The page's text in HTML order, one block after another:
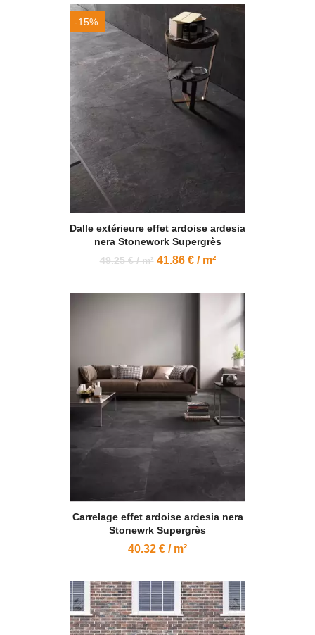
Dalle extérieure effet ardoise ardesia
nera Stonework Supergrès
49.25 € / m² 41.86 € / m²
-15%
Carrelage effet ardoise ardesia nera
Stonewrk Supergrès
40.32 € / m²